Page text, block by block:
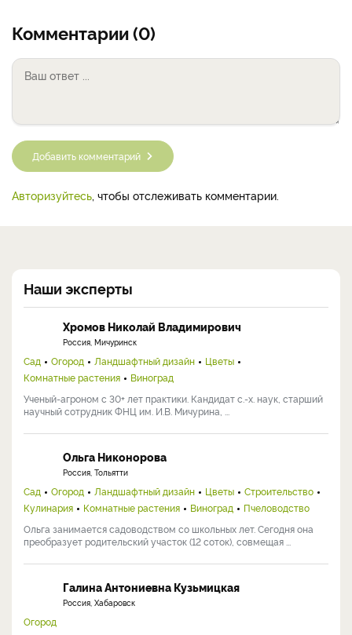
Комментарии (0)
Добавить комментарий
Авторизуйтесь, чтобы отслеживать комментарии.
Наши эксперты
Хромов Николай Владимирович
Россия, Мичуринск
Сад Огород Ландшафтный дизайн
Цветы
Комнатные растения
Виноград
Ученый-агроном с 30+ лет практики. Кандидат с.-х. наук, старший
научный сотрудник ФНЦ им. И.В. Мичурина, ...
Ольга Никонорова
Россия, Тольятти
Сад Огород Ландшафтный дизайн Цветы
Строительство
Кулинария
Комнатные растения Виноград
Пчеловодство
Ольга занимается садоводством со школьных лет. Сегодня она
преобразует родительский участок (12 соток), совмещая ...
Галина Антониевна Кузьмицкая
Россия, Хабаровск
Огород